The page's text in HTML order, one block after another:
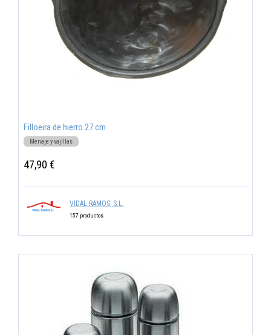
Filloeira de hierro 27 cm
Menaje y vajillas
47,90 €
VIDAL RAMOS, S.L.
157 productos